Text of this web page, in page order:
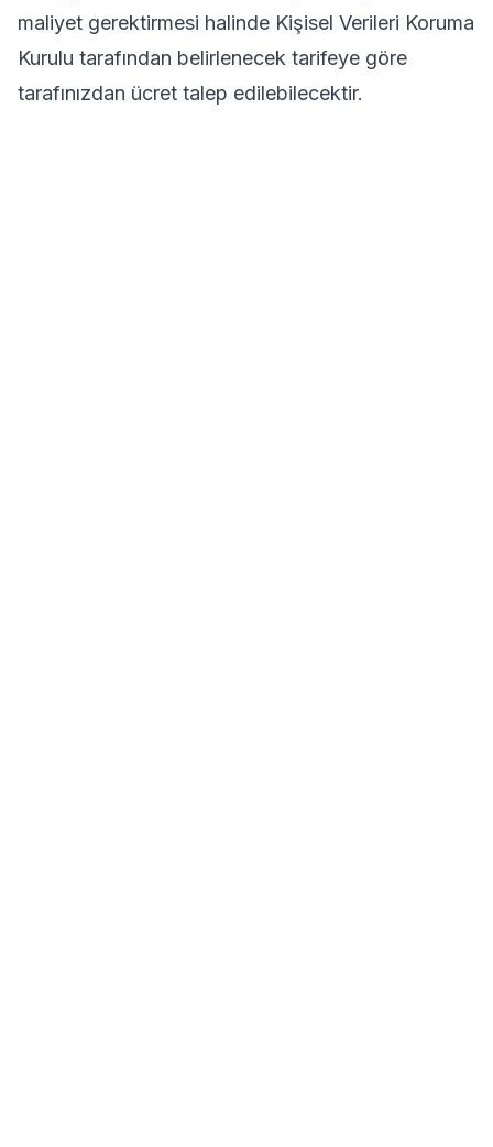
maliyet gerektirmesi halinde Kişisel Verileri Koruma
Kurulu tarafından belirlenecek tarifeye göre
tarafınızdan ücret talep edilebilecektir.